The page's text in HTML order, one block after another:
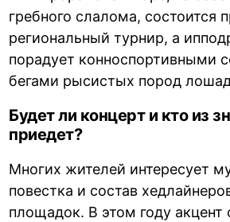
гребного слалома, состоится
региональный турнир, а
порадует конноспортивными
бегами рысистых пород
Будет ли концерт и кто из
приедет?
Многих жителей интересует
повестка и состав
площадок. В этом году акцент